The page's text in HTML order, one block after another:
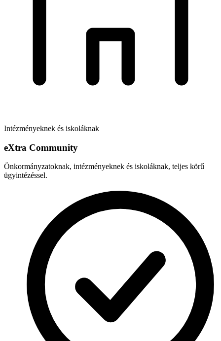
Intézményeknek és iskoláknak
eXtra Community
Önkormányzatoknak, intézményeknek és iskoláknak, teljes körű
ügyintézéssel.